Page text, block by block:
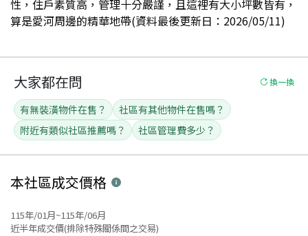
性，住戶素質高，管理十分嚴謹，且這裡有大小坪數皆有，
算是愛河周邊的精華地帶(資料最後更新日：2026/05/11)
大家都在問 換一換
有無裝潢物件在售？
社區有其他物件在售嗎？
附近有類似社區推薦嗎？
社區管理費多少？
本社區成交價格
115年/01月~115年/06月
近半年成交價(排除特殊關係間之交易)